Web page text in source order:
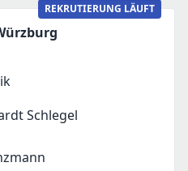
REKRUTIERUNG LÄUFT
Schlegel